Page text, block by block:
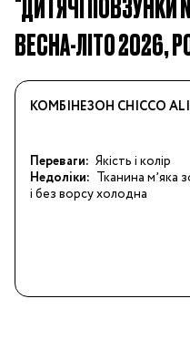
ВЕСНА-ЛІТО 2026,
КОМБІНЕЗОН CHICCO
Переваги: Якість і колір
Недоліки: Тканина мʼяка
і без ворсу холодна